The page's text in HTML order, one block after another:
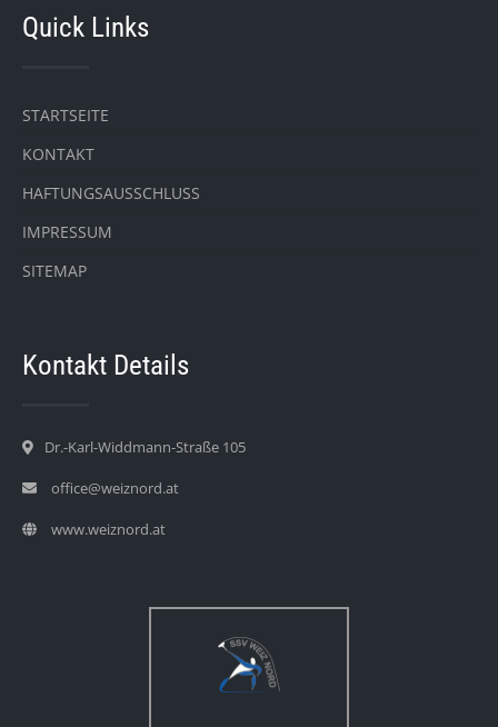
Quick Links
STARTSEITE
KONTAKT
HAFTUNGSAUSSCHLUSS
IMPRESSUM
SITEMAP
Kontakt Details
Dr.-Karl-Widdmann-Straße 105
office@weiznord.at
www.weiznord.at